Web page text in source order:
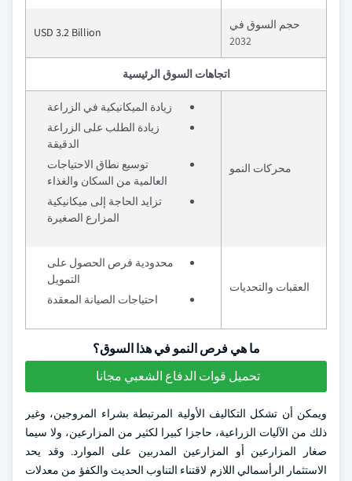
حجم السوق في
2032
USD 3.2 Billion
اتجاهات السوق الرئيسية
محركات النمو
زيادة الميكانيكية في الزراعة
زيادة الطلب على الزراعة
الدقيقة
توسيع نطاق الاحتياجات
العالمية من السكان والغذاء
تزايد الحاجة إلى ميكانيكية
المزارع الصغيرة
العقبات والتحديات
محدودية فرص الحصول على
التمويل
احتياجات الصيانة المعقدة
ما هي فرص النمو في هذا السوق؟
تحميل قوات الدفاع الشعبي مجانا
ويمكن أن تشكل التكاليف الأولية المرتبطة بشراء المروجين، وغير
ذلك من الآليات الزراعية، حاجزا كبيرا لكثير من المزارعين، ولا سيما
صغار المزارعين أو المزارعين المدربين على الموارد. وقد يحد
الاستثمار الرأسمالي اللازم لاقتناء التناوب الحديث والكفؤ من معدلات